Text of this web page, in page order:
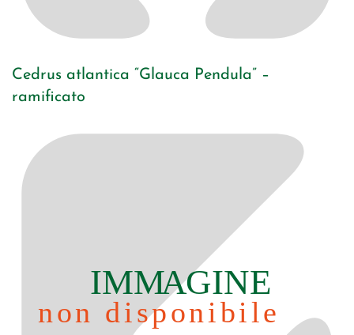
Cedrus atlantica “Glauca Pendula” –
ramificato